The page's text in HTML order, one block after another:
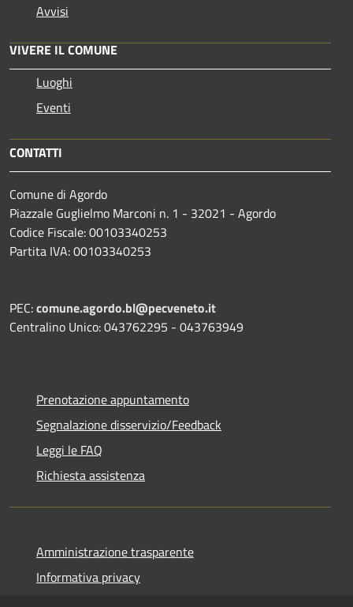
Avvisi
VIVERE IL COMUNE
Luoghi
Eventi
CONTATTI
Comune di Agordo
Piazzale Guglielmo Marconi n. 1 - 32021 - Agordo
Codice Fiscale: 00103340253
Partita IVA: 00103340253
PEC:comune.agordo.bl@pecveneto.it
Centralino Unico: 043762295 - 043763949
Prenotazione appuntamento
Segnalazione disservizio/Feedback
Leggi le FAQ
Richiesta assistenza
Amministrazione trasparente
Informativa privacy